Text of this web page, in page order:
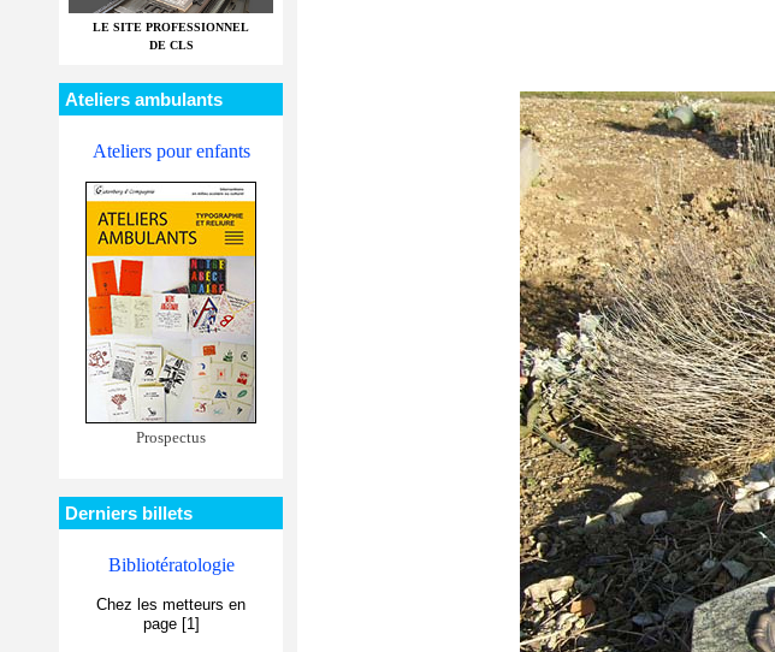
LE SITE PROFESSIONNEL
DE CLS
Ateliers ambulants
Ateliers pour enfants
Prospectus
Derniers billets
Bibliotératologie
Chez les metteurs en
page [1]